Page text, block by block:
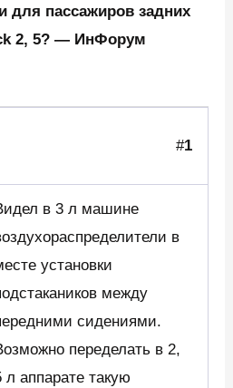
для пассажиров задних
2, 5? — ИнФорум
#1
в 3 л машине
в
установки
между
сидениями.
переделать в 2,
л аппарате такую